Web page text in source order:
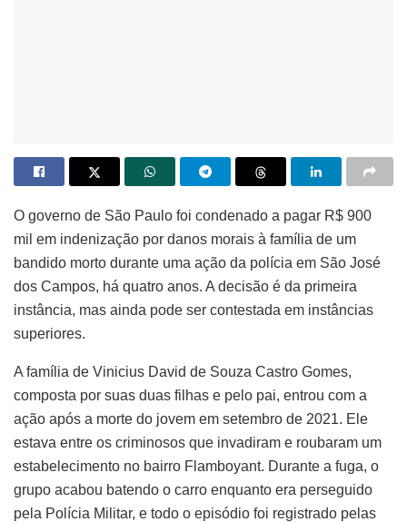
O governo de São Paulo foi condenado a pagar R$ 900
mil em indenização por danos morais à família de um
bandido morto durante uma ação da polícia em São José
dos Campos, há quatro anos. A decisão é da primeira
instância, mas ainda pode ser contestada em instâncias
superiores.
A família de Vinicius David de Souza Castro Gomes,
composta por suas duas filhas e pelo pai, entrou com a
ação após a morte do jovem em setembro de 2021. Ele
estava entre os criminosos que invadiram e roubaram um
estabelecimento no bairro Flamboyant. Durante a fuga, o
grupo acabou batendo o carro enquanto era perseguido
pela Polícia Militar, e todo o episódio foi registrado pelas